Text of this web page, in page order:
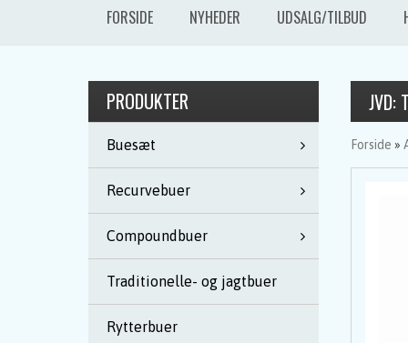
FORSIDE NYHEDER UDSALG/TILBUD
PRODUKTER
Buesæt
Recurvebuer
Compoundbuer
Traditionelle- og jagtbuer
Rytterbuer
JVD:
Forside »